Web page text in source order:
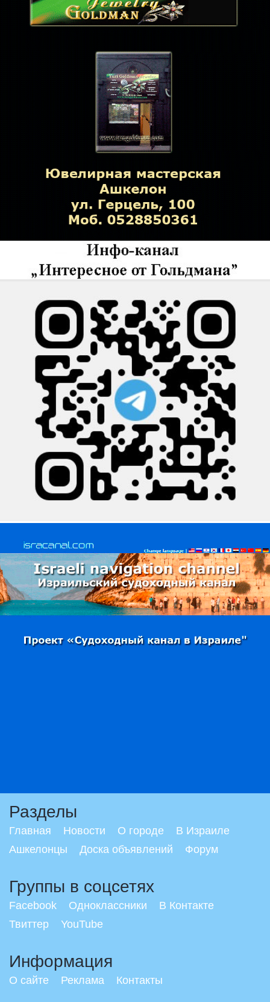
Разделы
Главная Новости О городе
В Израиле
Ашкелонцы
Доска объявлений Форум
Группы в соцсетях
Facebook Одноклассники
В Контакте
Твиттер
YouTube
Информация
О сайте Реклама Контакты